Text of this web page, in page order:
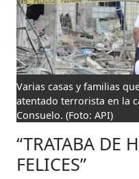
Varias casas y familias
atentado terrorista en la
Consuelo.(Foto: API)
“TRATABA DE
FELICES”